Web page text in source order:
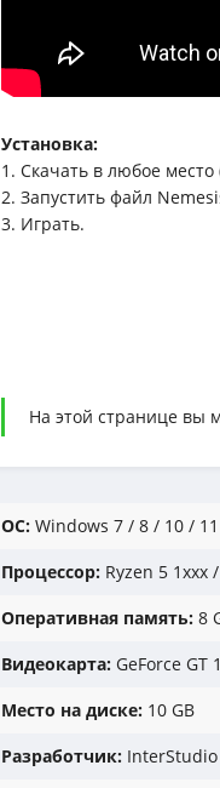
Установка:
1. Скачать в любое
2. Запустить файл
3. Играть.
На этой странице вы
ОС: Windows 7 / 8 / 10 /
Процессор: Ryzen 5 1xxx
Оперативная память: 8
Видеокарта: GeForce GT
Место на диске: 10 GB
Разработчик: InterStudio